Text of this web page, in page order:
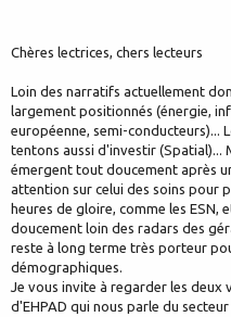
Chères lectrices, chers lecteurs
Loin des narratifs actuellement
largement positionnés (énergie,
européenne, semi-conducteurs)...
tentons aussi d'investir (Spatial)...
émergent tout doucement après
attention sur celui des soins pour
heures de gloire, comme les ESN,
doucement loin des radars des
reste à long terme très porteur
démographiques.
Je vous invite à regarder les deux
d'EHPAD qui nous parle du